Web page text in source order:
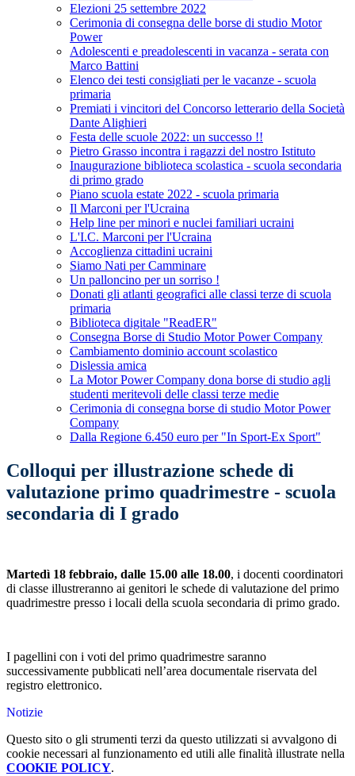
Elezioni 25 settembre 2022
Cerimonia di consegna delle borse di studio Motor
Power
Adolescenti e preadolescenti in vacanza - serata con
Marco Battini
Elenco dei testi consigliati per le vacanze - scuola
primaria
Premiati i vincitori del Concorso letterario della Società
Dante Alighieri
Festa delle scuole 2022: un successo !!
Pietro Grasso incontra i ragazzi del nostro Istituto
Inaugurazione biblioteca scolastica - scuola secondaria
di primo grado
Piano scuola estate 2022 - scuola primaria
Il Marconi per l'Ucraina
Help line per minori e nuclei familiari ucraini
L'I.C. Marconi per l'Ucraina
Accoglienza cittadini ucraini
Siamo Nati per Camminare
Un palloncino per un sorriso !
Donati gli atlanti geografici alle classi terze di scuola
primaria
Biblioteca digitale "ReadER"
Consegna Borse di Studio Motor Power Company
Cambiamento dominio account scolastico
Dislessia amica
La Motor Power Company dona borse di studio agli
studenti meritevoli delle classi terze medie
Cerimonia di consegna borse di studio Motor Power
Company
Dalla Regione 6.450 euro per "In Sport-Ex Sport"
Colloqui per illustrazione schede di
valutazione primo quadrimestre - scuola
secondaria di I grado
Martedì 18 febbraio, dalle 15.00 alle 18.00, i docenti coordinatori
di classe illustreranno ai genitori le schede di valutazione del primo
quadrimestre presso i locali della scuola secondaria di primo grado.
I pagellini con i voti del primo quadrimestre saranno
successivamente pubblicati nell’area documentale riservata del
registro elettronico.
Notizie
Questo sito o gli strumenti terzi da questo utilizzati si avvalgono di
cookie necessari al funzionamento ed utili alle finalità illustrate nella
COOKIE POLICY.